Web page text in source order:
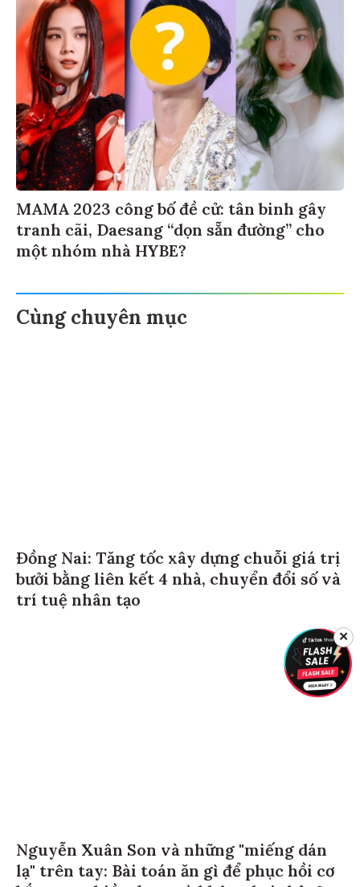
MAMA 2023 công bố đề cử: tân binh gây
tranh cãi, Daesang “dọn sẵn đường” cho
một nhóm nhà HYBE?
Cùng chuyên mục
Đồng Nai: Tăng tốc xây dựng chuỗi giá trị
bưởi bằng liên kết 4 nhà, chuyển đổi số và
trí tuệ nhân tạo
Nguyễn Xuân Son và những "miếng dán
lạ" trên tay: Bài toán ăn gì để phục hồi cơ
✕